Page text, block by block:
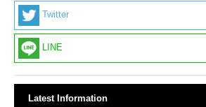
Twitter
LINE
Latest Information